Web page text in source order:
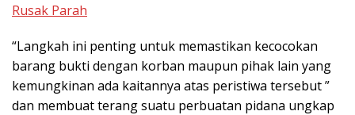
Rusak Parah
“Langkah ini penting untuk memastikan kecocokan
barang bukti dengan korban maupun pihak lain yang
kemungkinan ada kaitannya atas peristiwa tersebut ”
dan membuat terang suatu perbuatan pidana ungkap